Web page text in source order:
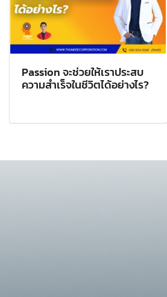
Passion จะช่วยให้เราประสบ
ความสำเร็จในชีวิตได้อย่างไร?